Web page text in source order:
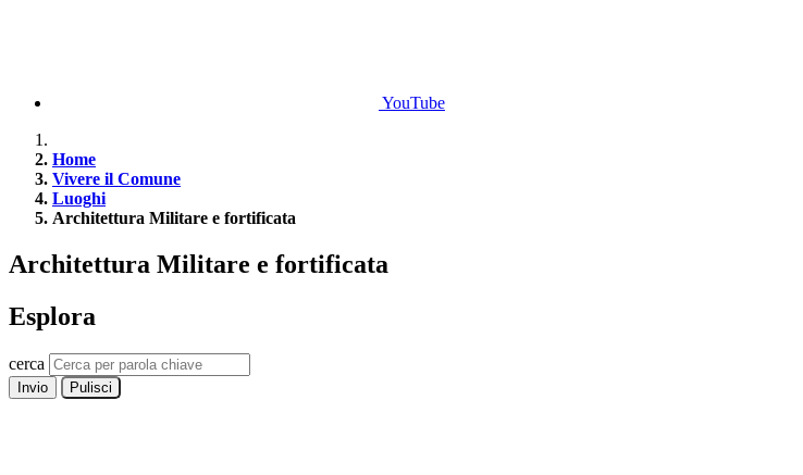
YouTube
Home
Vivere il Comune
Luoghi
Architettura Militare e fortificata
Architettura Militare e fortificata
Esplora
cerca
Invio Pulisci